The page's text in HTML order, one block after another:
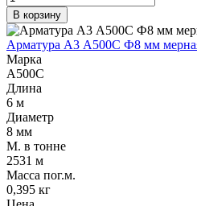
В корзину
Арматура А3 А500С Ф8 мм
Марка
А500С
Длина
6 м
Диаметр
8 мм
М. в тонне
2531 м
Масса пог.м.
0,395 кг